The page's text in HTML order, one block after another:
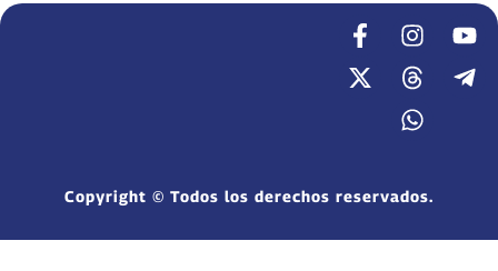
Copyright © Todos los derechos reservados.